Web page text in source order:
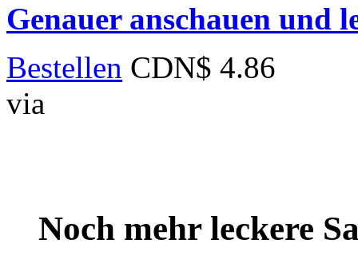
Genauer anschauen und
Bestellen CDN$ 4.86
via
Noch mehr leckere